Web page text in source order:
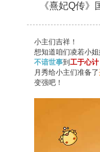
《熹妃Q传
小主们吉祥！
想知道咱们凌若小
不谙世事到 工于心计
月秀给小主们准备了
变强吧！